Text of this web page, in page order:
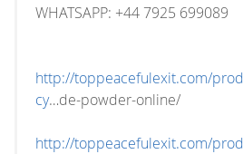
WHATSAPP: +44 7925 699089
http://toppeacefulexit.com/
cy…de-powder-online/
http://